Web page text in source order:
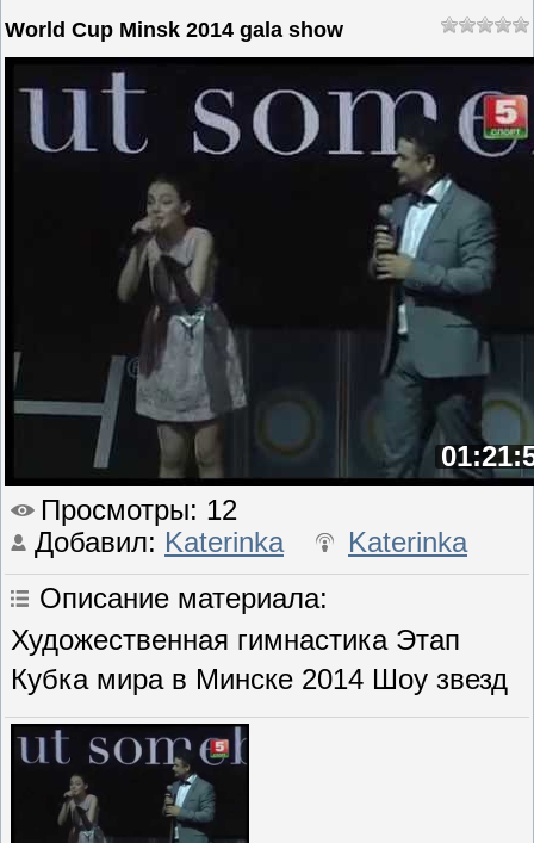
World Cup Minsk 2014 gala show
Просмотры: 12
Добавил: Katerinka
Katerinka
Описание материала:
Художественная гимнастика Этап
Кубка мира в Минске 2014 Шоу звезд